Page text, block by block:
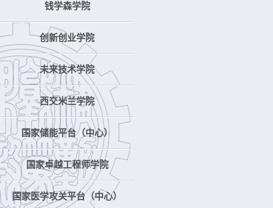
钱学森学院
创新创业学院
未来技术学院
西交米兰学院
国家储能平台（中心）
国家卓越工程师学院
国家医学攻关平台（中心）